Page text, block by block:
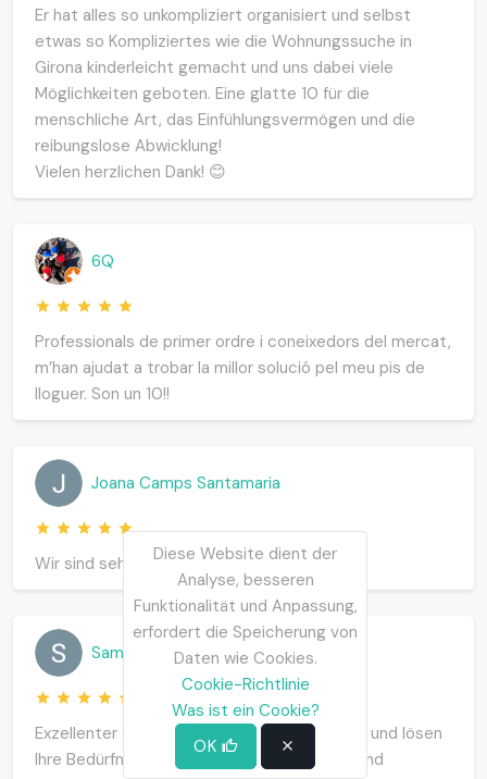
Er hat alles so unkompliziert organisiert und selbst
etwas so Kompliziertes wie die Wohnungssuche in
Girona kinderleicht gemacht und uns dabei viele
Möglichkeiten geboten. Eine glatte 10 für die
menschliche Art, das Einfühlungsvermögen und die
reibungslose Abwicklung!
Vielen herzlichen Dank! 😊
6Q
Professionals de primer ordre i coneixedors del mercat,
m’han ajudat a trobar la millor solució pel meu pis de
lloguer. Son un 10!!
Joana Camps Santamaria
Wir sind sehr glücklich und dankbar.
Sammy Thomas
Exzellenter Service, sie haben eine tolle App und lösen
Ihre Bedürfnisse schnell. Sehr professionell und
Diese Website dient der
Analyse, besseren
Funktionalität und Anpassung,
erfordert die Speicherung von
Daten wie Cookies.
Cookie-Richtlinie
Was ist ein Cookie?
OK